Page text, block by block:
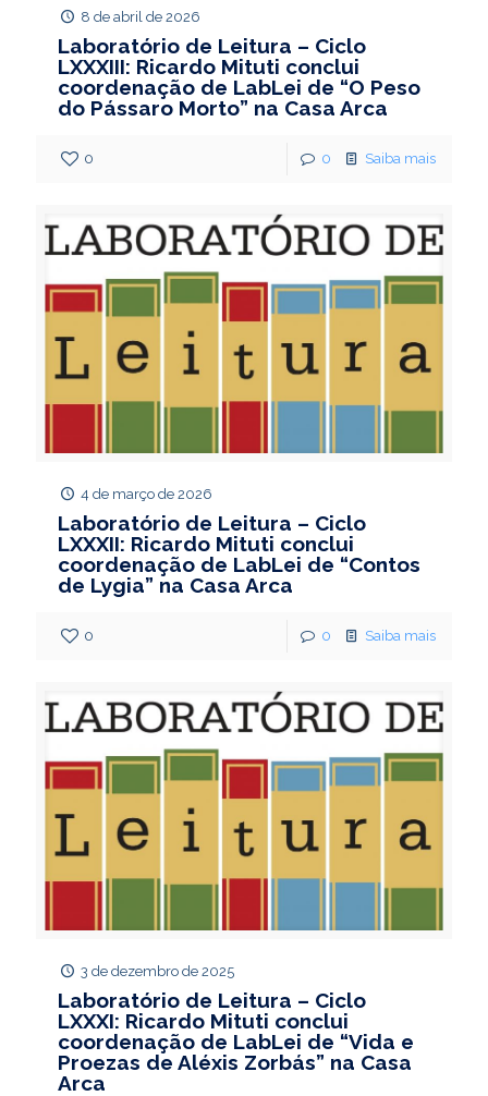
8 de abril de 2026
Laboratório de Leitura – Ciclo
LXXXIII: Ricardo Mituti conclui
coordenação de LabLei de “O Peso
do Pássaro Morto” na Casa Arca
0 0 Saiba mais
4 de março de 2026
Laboratório de Leitura – Ciclo
LXXXII: Ricardo Mituti conclui
coordenação de LabLei de “Contos
de Lygia” na Casa Arca
0 0 Saiba mais
3 de dezembro de 2025
Laboratório de Leitura – Ciclo
LXXXI: Ricardo Mituti conclui
coordenação de LabLei de “Vida e
Proezas de Aléxis Zorbás” na Casa
Arca